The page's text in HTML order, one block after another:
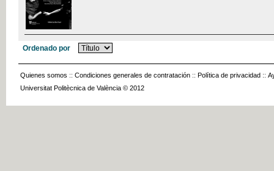
Ordenado por
Quienes somos :: Condiciones generales de contratación :: Política de privacidad ::
Universitat Politècnica de València © 2012